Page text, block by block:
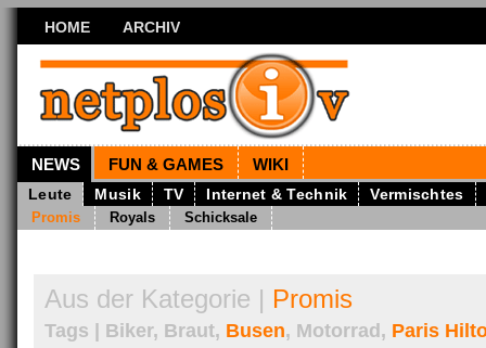
HOME ARCHIV
NEWS FUN & GAMES WIKI
Leute Musik TV Internet & Technik Vermischtes
Promis Royals Schicksale
Aus der Kategorie | Promis
Tags | Biker, Braut, Busen, Motorrad, Paris